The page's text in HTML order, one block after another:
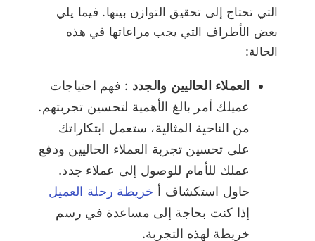
التي تحتاج إلى تحقيق التوازن بينها. فيما يلي
بعض الأطراف التي يجب مراعاتها في هذه
الحالة:
العملاء الحاليين والجدد : فهم احتياجات
عميلك أمر بالغ الأهمية لتحسين تجربتهم.
من الناحية المثالية، ستعمل ابتكاراتك
على تحسين تجربة العملاء الحاليين ودفع
عملك للأمام للوصول إلى عملاء جدد.
حاول استكشاف أ خريطة رحلة العميل
إذا كنت بحاجة إلى مساعدة في رسم
خريطة لهذه التجربة.